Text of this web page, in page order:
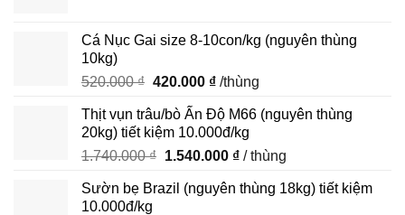
825.000 ₫.là:
Cá Nục Gai size 8-10con/kg (nguyên thùng
10kg)
520.000₫ Giá
là:
520.000 ₫.
420.000 ₫Giá
tại
là:
420.000 ₫.
/thùng
Thịt vụn trâu/bò Ấn Độ M66 (nguyên thùng
20kg) tiết kiệm 10.000đ/kg
1.740.000₫ Giá
là:
1.540.000 ₫Giá
tại
/ thùng
Sườn bẹ Brazil (nguyên thùng 18kg) tiết kiệm
10.000đ/kg